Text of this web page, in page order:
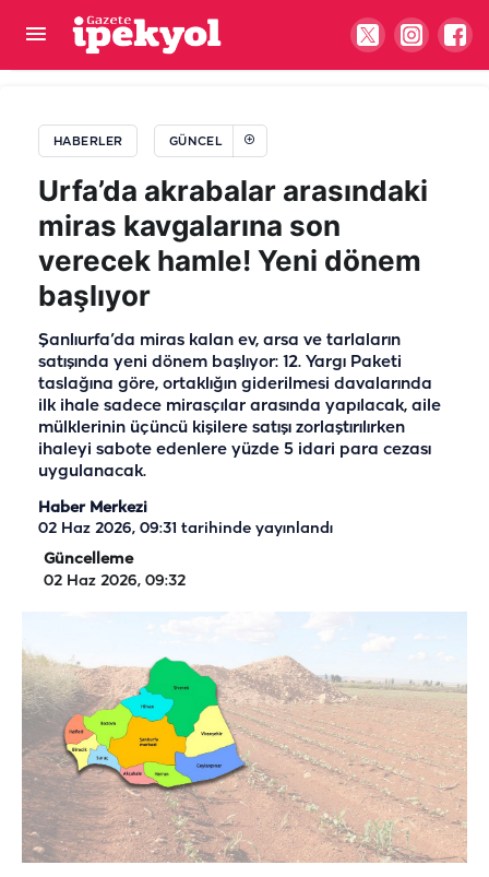
HABERLER GÜNCEL
Urfa’da akrabalar arasındaki
miras kavgalarına son
verecek hamle! Yeni dönem
başlıyor
Şanlıurfa’da miras kalan ev, arsa ve tarlaların
satışında yeni dönem başlıyor: 12. Yargı Paketi
taslağına göre, ortaklığın giderilmesi davalarında
ilk ihale sadece mirasçılar arasında yapılacak, aile
mülklerinin üçüncü kişilere satışı zorlaştırılırken
ihaleyi sabote edenlere yüzde 5 idari para cezası
uygulanacak.
Haber Merkezi
02 Haz 2026, 09:31 tarihinde yayınlandı
Güncelleme
02 Haz 2026, 09:32
Şanlıurfa’da 1 haftada 40 bin başvuru!